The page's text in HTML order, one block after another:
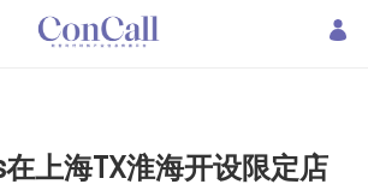
上海TX淮海开设限定店